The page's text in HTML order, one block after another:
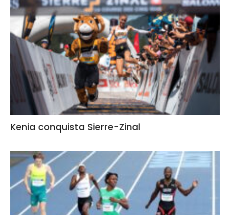
Kenia conquista Sierre-Zinal